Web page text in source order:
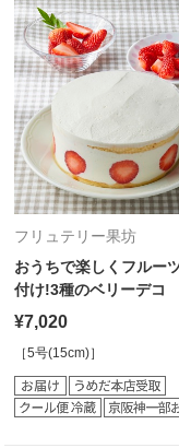
フリュテリー果坊
おうちで楽しくフルー
付け!3種のベリーデコ
¥7,020
［5号(15cm)］